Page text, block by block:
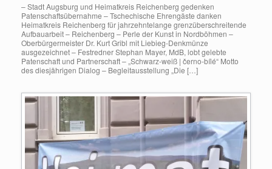
– Stadt Augsburg und Heimatkreis Reichenberg gedenken
Patenschaftsübernahme – Tschechische Ehrengäste danken
Heimatkreis Reichenberg für jahrzehntelange grenzüberschreitende
Aufbauarbeit – Reichenberg – Perle der Kunst in Nordböhmen –
Oberbürgermeister Dr. Kurt Gribl mit Liebieg-Denkmünze
ausgezeichnet – Festredner Stephan Mayer, MdB, lobt gelebte
Patenschaft und Partnerschaft – „Schwarz-weiß | černo-bílé“ Motto
des diesjährigen Dialog – Begleitausstellung „Die […]